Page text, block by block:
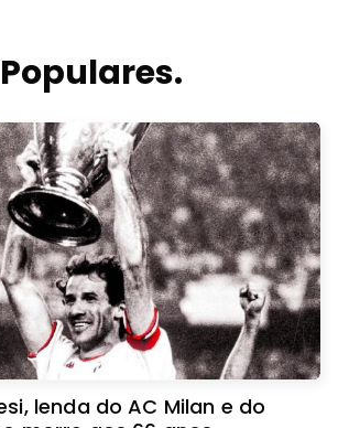
Populares.
lenda do AC Milan e do